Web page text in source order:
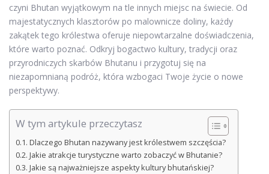
czyni Bhutan wyjątkowym na tle innych miejsc na świecie. Od
majestatycznych klasztorów po malownicze doliny, każdy
zakątek tego królestwa oferuje niepowtarzalne doświadczenia,
które warto poznać. Odkryj bogactwo kultury, tradycji oraz
przyrodniczych skarbów Bhutanu i przygotuj się na
niezapomnianą podróż, która wzbogaci Twoje życie o nowe
perspektywy.
W tym artykule przeczytasz
Dlaczego Bhutan nazywany jest królestwem szczęścia?
Jakie atrakcje turystyczne warto zobaczyć w Bhutanie?
Jakie są najważniejsze aspekty kultury bhutańskiej?